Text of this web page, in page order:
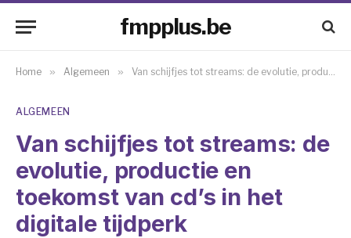
fmpplus.be
Home » Algemeen » Van schijfjes tot streams: de evolutie, productie en toekomst van cd’s in het digitale tijdperk
ALGEMEEN
Van schijfjes tot streams: de
evolutie, productie en
toekomst van cd’s in het
digitale tijdperk